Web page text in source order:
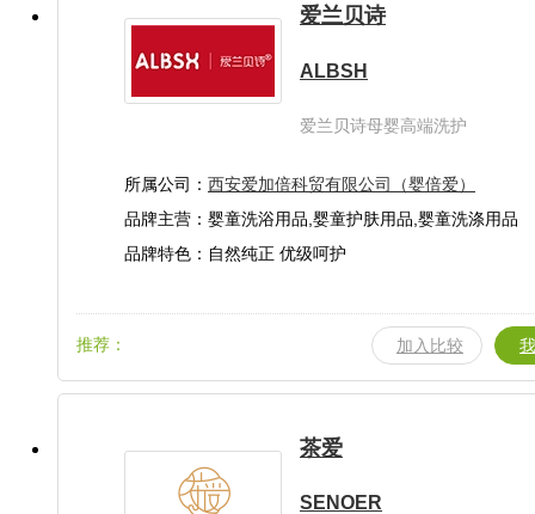
爱兰贝诗
ALBSH
爱兰贝诗母婴高端洗护
所属公司： 西安爱加倍科贸有限公司（婴倍爱）
品牌主营：婴童洗浴用品,婴童护肤用品,婴童洗涤用品
品牌特色：自然纯正 优级呵护
推荐： 加入比较
茶爱
SENOER